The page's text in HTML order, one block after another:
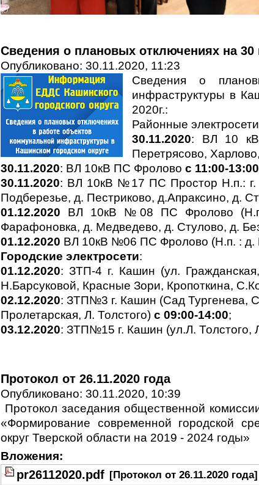
Сведения о плановых отключениях на 30
Опубликовано: 30.11.2020, 11:23
Сведения о
инфраструктуры в
2020г.:
Районные
30.11.2020: ВЛ 10 кВ
Перетрясово,
30.11.2020: ВЛ 10кВ ПС Фролово с 11:00-13:00
30.11.2020: ВЛ 10кВ №17 ПС Простор Н.п.: г.
Подберезье, д. Пестриково, д.Апраксино, д.
01.12.2020 ВЛ 10кВ №08 ПС Фролово (Н.п.:
Фарафоновка, д. Медведево, д. Стулово, д.
01.12.2020 ВЛ 10кВ №06 ПС Фролово (Н.п. : д.
Городские электросети:
01.12.2020: ЗТП-4 г. Кашин (ул.
Н.Барсуковой, Красные Зори, Кропоткина,
02.12.2020: ЗТП№3 г. Кашин (Сад Тургенева,
Пролетарская, Л. Толстого) с 09:00-14:00;
03.12.2020: ЗТП№15 г. Кашин (ул.Л. Толстого,
Протокол от 26.11.2020 года
Опубликовано: 30.11.2020, 10:39
Протокол заседания общественной
«Формирование современной городской
округ Тверской области на 2019 - 2024 годы»
Вложения:
pr26112020.pdf [Протокол от 26.11.2020 года]